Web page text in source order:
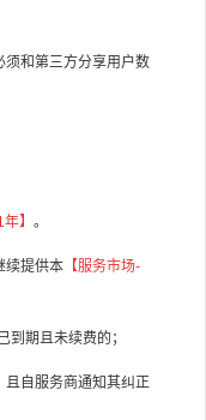
须和第三方分享用户数
年】 。
续提供本 【服务市场-
到期且未续费的；
且自服务商通知其纠正